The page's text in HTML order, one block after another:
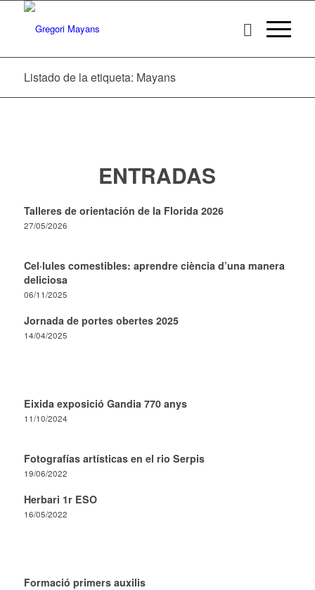
Listado de la etiqueta: Mayans
ENTRADAS
Talleres de orientación de la Florida 2026
27/05/2026
Cel·lules comestibles: aprendre ciència d’una manera
deliciosa
06/11/2025
Jornada de portes obertes 2025
14/04/2025
Eixida exposició Gandia 770 anys
11/10/2024
Fotografías artísticas en el rio Serpis
19/06/2022
Herbari 1r ESO
16/05/2022
Formació primers auxilis